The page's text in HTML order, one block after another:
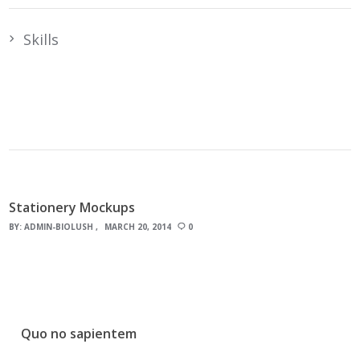
Skills
Stationery Mockups
BY:ADMIN-BIOLUSH MARCH 20, 2014 0
Quo no sapientem